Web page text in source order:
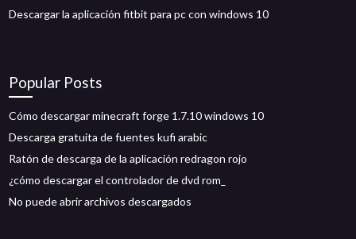
Descargar la aplicación fitbit para pc con windows 10
Popular Posts
Cómo descargar minecraft forge 1.7.10 windows 10
Descarga gratuita de fuentes kufi arabic
Ratón de descarga de la aplicación redragon rojo
¿cómo descargar el controlador de dvd rom_
No puede abrir archivos descargados